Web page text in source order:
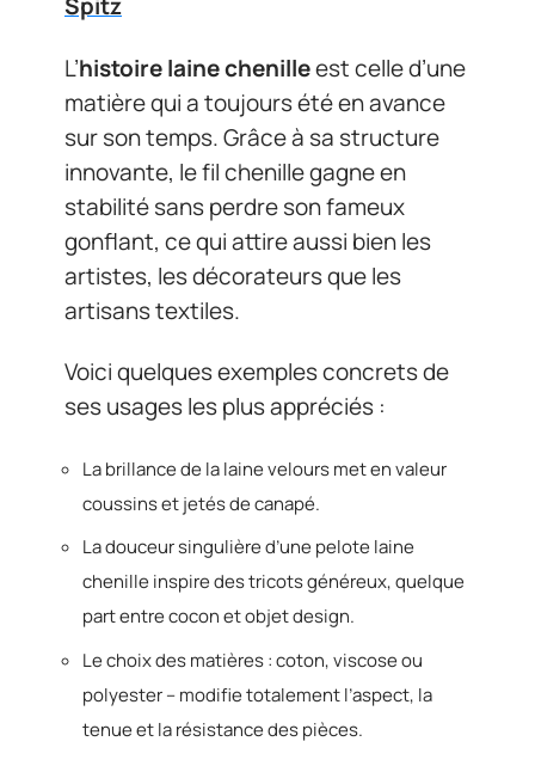
L’histoire laine chenilleest celle d’une
matière qui a toujours été en avance
sur son temps. Grâce à sa structure
innovante, le fil chenille gagne en
stabilité sans perdre son fameux
gonflant, ce qui attire aussi bien les
artistes, les décorateurs que les
artisans textiles.
Voici quelques exemples concrets de
ses usages les plus appréciés :
La brillance de la laine velours met en valeur
coussins et jetés de canapé.
La douceur singulière d’une pelote laine
chenille inspire des tricots généreux, quelque
part entre cocon et objet design.
Le choix des matières : coton, viscose ou
polyester – modifie totalement l’aspect, la
tenue et la résistance des pièces.